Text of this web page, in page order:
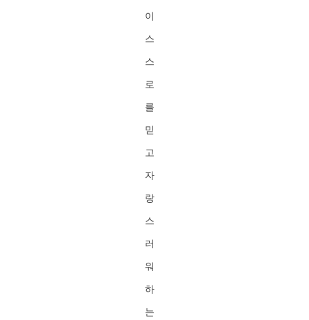
이
스
스
로
를
믿
고
자
랑
스
러
워
하
는